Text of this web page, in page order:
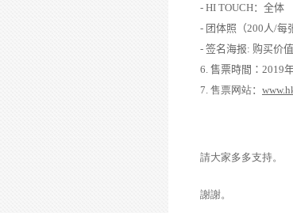
- HI TOUCH： 全体
- 团体照 （200 人/每
- 签名海报: 购买价值
6. 售票時間 ： 2019
7. 售票网站：
請大家多多支持。
謝謝。